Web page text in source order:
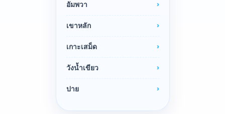
อัมพวา
เขาหลัก
เกาะเสม็ด
วังน้ำเขียว
ปาย